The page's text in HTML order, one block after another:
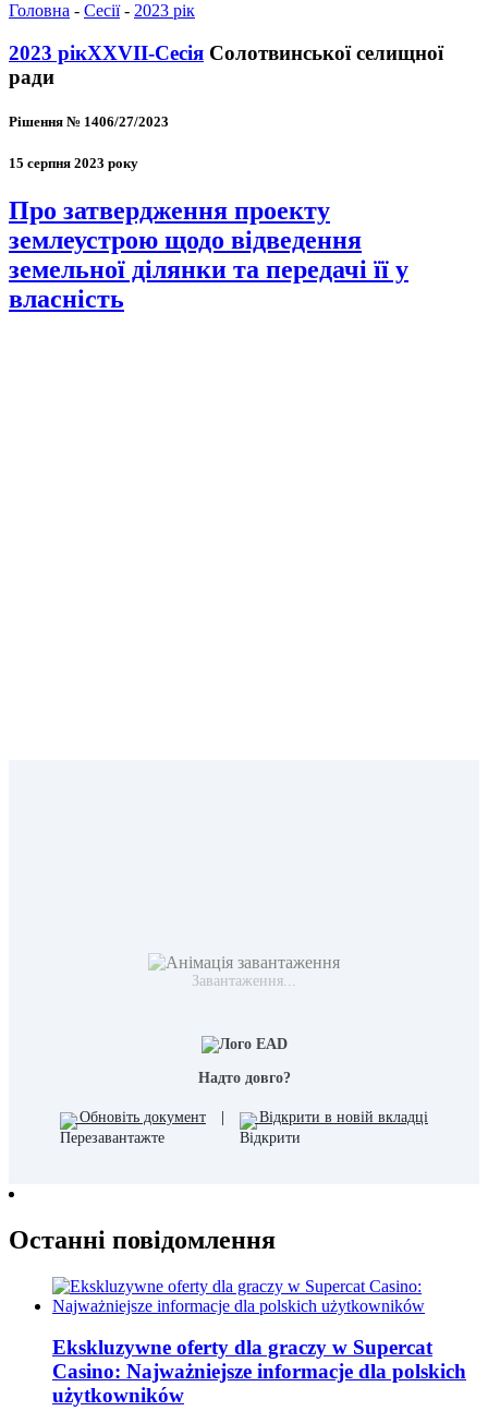
Головна - Сесії- 2023 рік
2023 рікХХVII-Сесія Солотвинської селищної
ради
Рішення № 1406/27/2023
15 серпня 2023 року
Про затвердження проекту
землеустрою щодо відведення
земельної ділянки та передачі її у
власність
Завантаження...
Надто довго?
Обновіть документ | Відкрити в новій вкладці
Останні повідомлення
Ekskluzywne oferty dla graczy w Supercat
Casino: Najważniejsze informacje dla polskich
użytkowników